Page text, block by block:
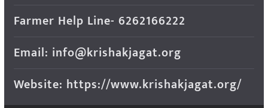
Farmer Help Line- 6262166222
Email: info@krishakjagat.org
Website: https://www.krishakjagat.org/